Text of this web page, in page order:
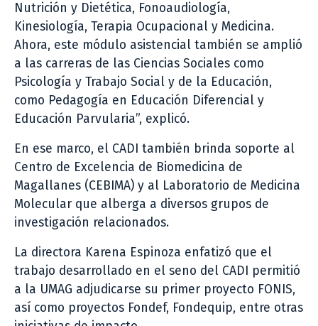
Nutrición y Dietética, Fonoaudiología,
Kinesiología, Terapia Ocupacional y Medicina.
Ahora, este módulo asistencial también se amplió
a las carreras de las Ciencias Sociales como
Psicología y Trabajo Social y de la Educación,
como Pedagogía en Educación Diferencial y
Educación Parvularia”, explicó.
En ese marco, el CADI también brinda soporte al
Centro de Excelencia de Biomedicina de
Magallanes (CEBIMA) y al Laboratorio de Medicina
Molecular que alberga a diversos grupos de
investigación relacionados.
La directora Karena Espinoza enfatizó que el
trabajo desarrollado en el seno del CADI permitió
a la UMAG adjudicarse su primer proyecto FONIS,
así como proyectos Fondef, Fondequip, entre otras